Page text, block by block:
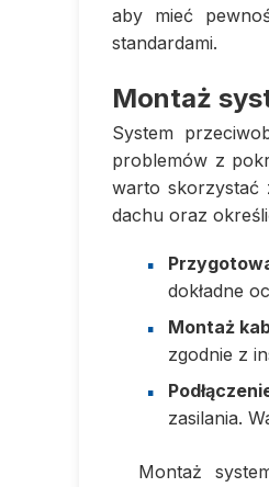
aby mieć
standardami.
Montaż
System
problemów z
warto skorzystać
dachu oraz
dokładne
Montaż
zgodnie z
zasilania.
Montaż